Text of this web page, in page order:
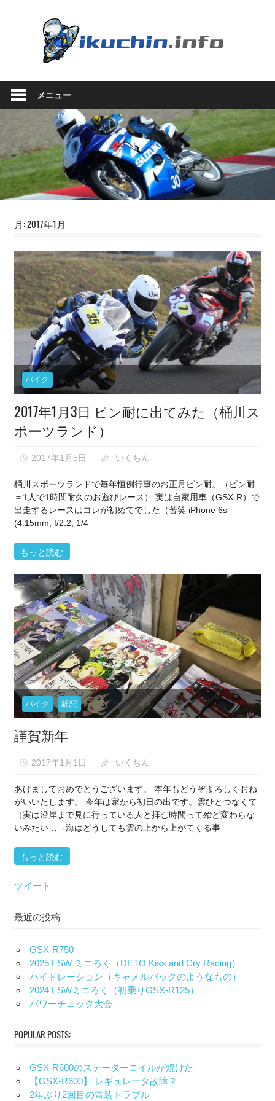
ち
ん
ち
ロ
グ
（モ
ト
ロ
で
は
な
い）
メニュー
月:2017年1月
バイク
2017年1月3日 ピン耐に出てみた（桶川ス
ポーツランド）
2017年1月5日 いくちん
桶川スポーツランドで毎年恒例行事のお正月ピン耐。（ピン耐
＝1人で1時間耐久のお遊びレース） 実は自家用車（GSX-R）で
出走するレースはコレが初めてでした（苦笑 iPhone 6s
(4.15mm, f/2.2, 1/4
もっと読む
バイク 雑記
謹賀新年
2017年1月1日 いくちん
あけましておめでとうございます。 本年もどうぞよろしくおね
がいいたします。 今年は家から初日の出です。雲ひとつなくて
（実は沿岸まで見に行っている人と拝む時間って殆ど変わらな
いみたい…→海はどうしても雲の上から上がてくる事
もっと読む
ツイート
最近の投稿
GSX-R750
2025 FSW ミニろく（DETO Kiss and Cry Racing）
ハイドレーション（キャメルバックのようなもの）
2024 FSWミニろく（初乗りGSX-R125）
パワーチェック大会
POPULAR POSTS:
GSX-R600のステーターコイルが焼けた
【GSX-R600】 レギュレータ故障？
2年ぶり2回目の電装トラブル